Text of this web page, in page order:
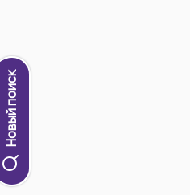
Новый поиск